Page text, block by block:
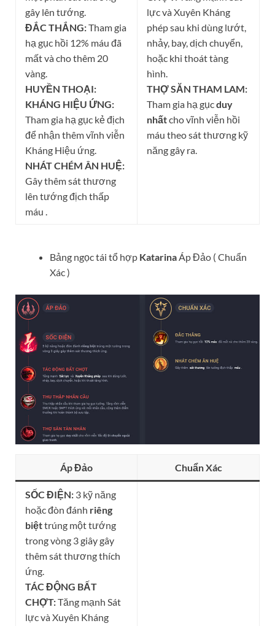
gây lên tướng.
ĐẮC THẮNG:Tham gia
hạ gục hồi 12% máu đã
mất và cho thêm 20
vàng.
HUYỀN THOẠI:
KHÁNG HIỆU ỨNG:
Tham gia hạ gục kẻ địch
để nhận thêm vĩnh viễn
Kháng Hiệu ứng.
NHÁT CHÉM ÂN HUỆ:
Gây thêm sát thương
lên tướng địch thấp
máu .
lực và Xuyên Kháng
phép sau khi dùng lướt,
nhảy, bay, dịch chuyển,
hoặc khi thoát tàng
hình.
THỢ SĂN THAM LAM:
Tham gia hạ gụcduy
nhấtcho vĩnh viễn hồi
máu theo sát thương kỹ
năng gây ra.
Bảng ngọc tái tổ hợp KatarinaÁp Đảo ( Chuẩn
Xác )
Áp Đảo Chuẩn Xác
SỐC ĐIỆN: 3 kỹ năng
hoặc đòn đánh riêng
biệttrúng một tướng
trong vòng 3 giây gây
thêm sát thương thích
ứng.
TÁC ĐỘNG BẤT
CHỢT:Tăng mạnh Sát
lực và Xuyên Kháng